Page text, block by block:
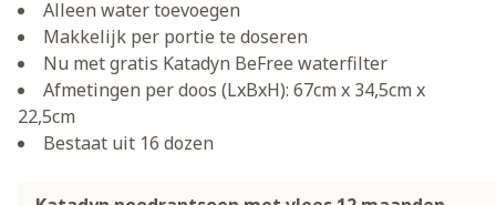
Alleen water toevoegen
Makkelijk per portie te doseren
Nu met gratis Katadyn BeFree waterfilter
Afmetingen per doos (LxBxH): 67cm x 34,5cm x
22,5cm
Bestaat uit 16 dozen